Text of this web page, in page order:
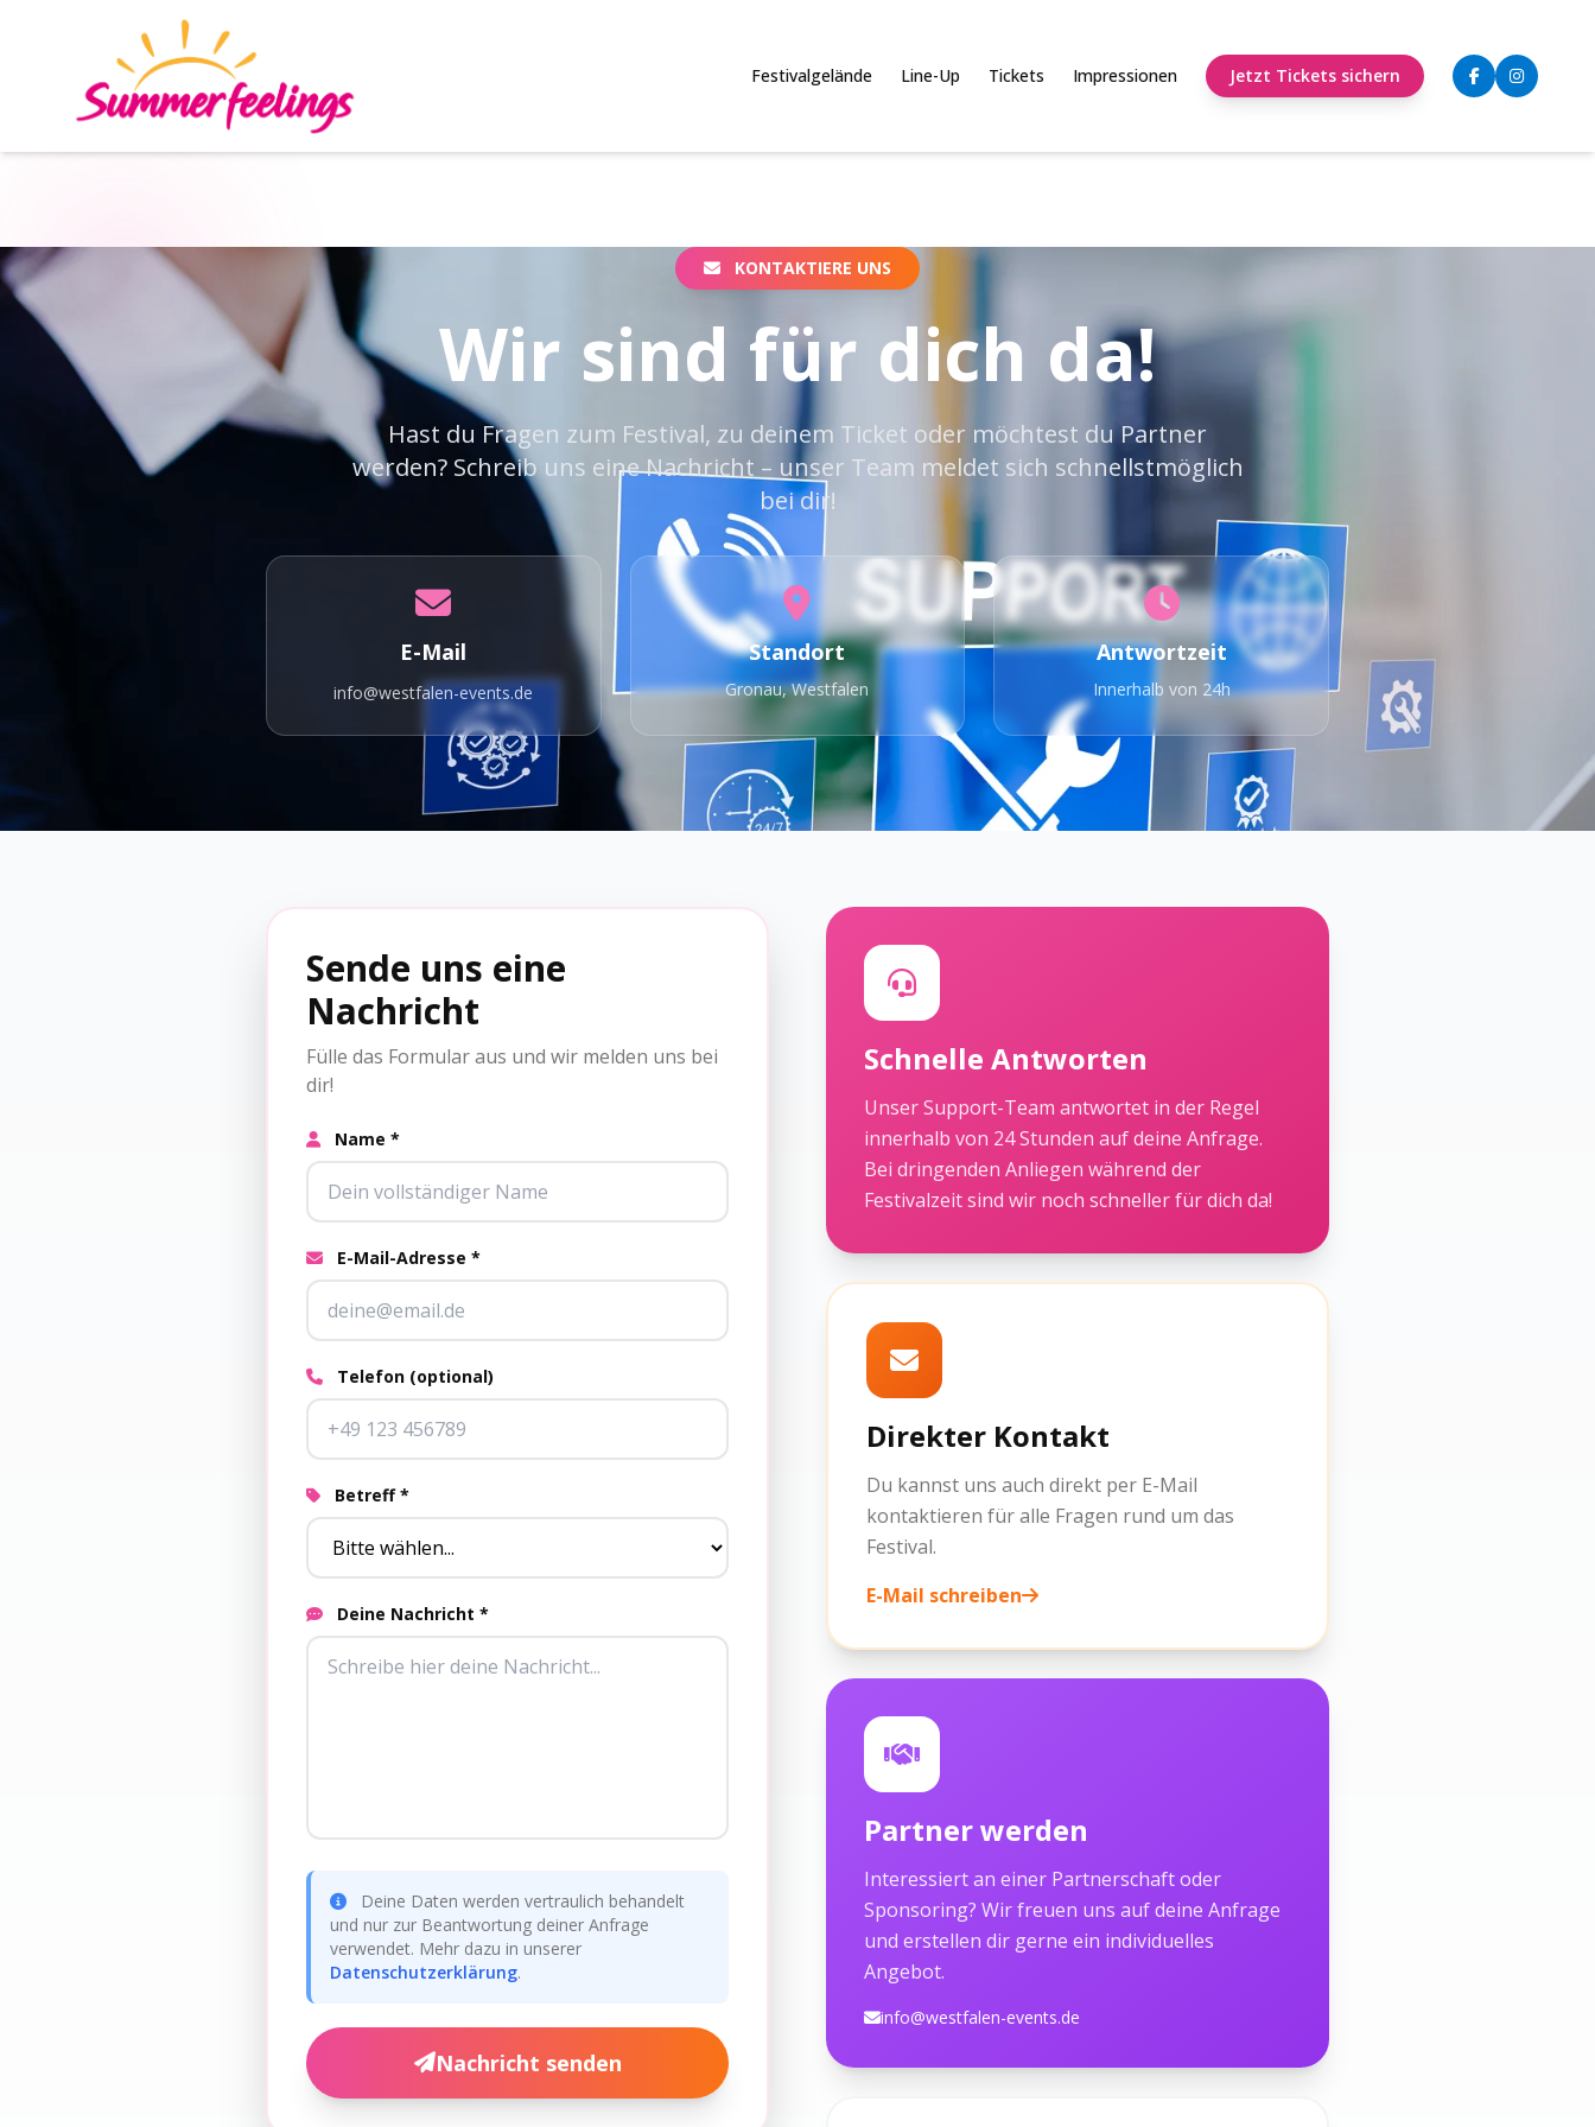
Festivalgelände Line-Up Tickets Impressionen Jetzt Tickets sichern
KONTAKTIERE UNS
Wir sind für dich da!
Hast du Fragen zum Festival, zu deinem Ticket oder möchtest du Partner
werden? Schreib uns eine Nachricht – unser Team meldet sich schnellstmöglich
bei dir!
E-Mail
info@westfalen-events.de
Standort
Gronau, Westfalen
Antwortzeit
Innerhalb von 24h
Sende uns eine
Nachricht
Fülle das Formular aus und wir melden uns bei
dir!
Name *
E-Mail-Adresse *
Telefon (optional)
Betreff *
Deine Nachricht *
Deine Daten werden vertraulich behandelt
und nur zur Beantwortung deiner Anfrage
verwendet. Mehr dazu in unserer
Datenschutzerklärung.
Nachricht senden
Schnelle Antworten
Unser Support-Team antwortet in der Regel
innerhalb von 24 Stunden auf deine Anfrage.
Bei dringenden Anliegen während der
Festivalzeit sind wir noch schneller für dich da!
Direkter Kontakt
Du kannst uns auch direkt per E-Mail
kontaktieren für alle Fragen rund um das
Festival.
E-Mail schreiben
Partner werden
Interessiert an einer Partnerschaft oder
Sponsoring? Wir freuen uns auf deine Anfrage
und erstellen dir gerne ein individuelles
Angebot.
info@westfalen-events.de